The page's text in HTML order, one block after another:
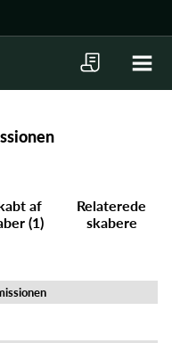
af
(1)
Relaterede
skabere